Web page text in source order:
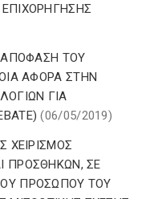
ΑΠΟΦΑΣΗ ΤΟΥ
ΑΦΟΡΑ ΣΤΗΝ
ΓΙΑ
(06/05/2019)
ΧΕΙΡΙΣΜΟΣ
ΠΡΟΣΘΗΚΩΝ, ΣΕ
ΠΡΟΣΩΠΟΥ ΤΟΥ